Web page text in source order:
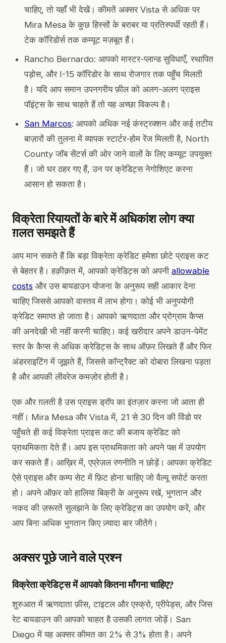
चाहिए, तो यहाँ भी देखें। कीमतें अक्सर Vista से अधिक पर
Mira Mesa के कुछ हिस्सों के बराबर या प्रतिस्पर्धी रहती हैं।
टेक कॉरिडोर्स तक कम्यूट मज़बूत हैं।
Rancho Bernardo: आपको मास्टर-प्लान्ड सुविधाएँ, स्थापित
पड़ोस, और I-15 कॉरिडोर के साथ रोजगार तक पहुँच मिलती
है। यदि आप समान उपनगरीय फ़ील को अलग-अलग प्राइस
पॉइंट्स के साथ चाहते हैं तो यह अच्छा विकल्प है।
San Marcos: आपको अधिक नई कंस्ट्रक्शन और कई तटीय
बाज़ारों की तुलना में व्यापक स्टार्टर-होम रेंज मिलती है, North
County जॉब सेंटर्स की ओर जाने वालों के लिए कम्यूट उपयुक्त
हैं। जो घर ठहर गए हैं, उन पर क्रेडिट्स नेगोशिएट करना
आसान हो सकता है।
विक्रेता रियायतों के बारे में अधिकांश लोग क्या
ग़लत समझते हैं
आप मान सकते हैं कि बड़ा विक्रेता क्रेडिट हमेशा छोटे प्राइस कट
से बेहतर है। हक़ीक़त में, आपको क्रेडिट्स को अपनी allowable
costs और उस बायडाउन योजना के अनुरूप सही आकार देना
चाहिए जिससे आपको वास्तव में लाभ होगा। कोई भी अनुपयोगी
क्रेडिट समाप्त हो जाता है। आपको ऋणदाता और प्रोग्राम कैप्स
की अनदेखी भी नहीं करनी चाहिए। कई खरीदार अपने डाउन-पेमेंट
स्तर के कैप्स से अधिक क्रेडिट्स के साथ ऑफ़र लिखते हैं और फिर
अंडरराइटिंग में जूझते हैं, जिससे कॉन्ट्रैक्ट को दोबारा लिखना पड़ता
है और आपकी लीवरेज कमज़ोर होती है।
एक और ग़लती है उस प्राइस ड्रॉप का इंतज़ार करना जो आता ही
नहीं। Mira Mesa और Vista में, 21 से 30 दिन की विंडो पर
पहुँचते ही कई विक्रेता प्राइस कट की बजाय क्रेडिट को
प्राथमिकता देते हैं। आप इस प्राथमिकता को अपने पक्ष में उपयोग
कर सकते हैं। आख़िर में, एप्रेज़ल रणनीति न छोड़ें। आपका क्रेडिट
ऐसे प्राइस और कम्प सेट में फ़िट होना चाहिए जो वैल्यू सपोर्ट करता
हो। अपने ऑफ़र को हालिया बिक्री के अनुरूप रखें, भुगतान और
नकद की ज़रूरतें सुलझाने के लिए क्रेडिट्स का उपयोग करें, और
आप बिना अधिक भुगतान किए ज़्यादा बार जीतेंगे।
अक्सर पूछे जाने वाले प्रश्न
विक्रेता क्रेडिट्स में आपको कितना माँगना चाहिए?
शुरुआत में ऋणदाता फ़ीस, टाइटल और एस्क्रो, प्रीपेड्स, और जिस
रेट बायडाउन की आपको चाहत है उसकी लागत जोड़ें। San
Diego में यह अक्सर कीमत का 2% से 3% होता है। अपने